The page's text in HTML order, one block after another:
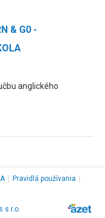
& G0 -
anglického
Pravidlá používania
s.r.o.